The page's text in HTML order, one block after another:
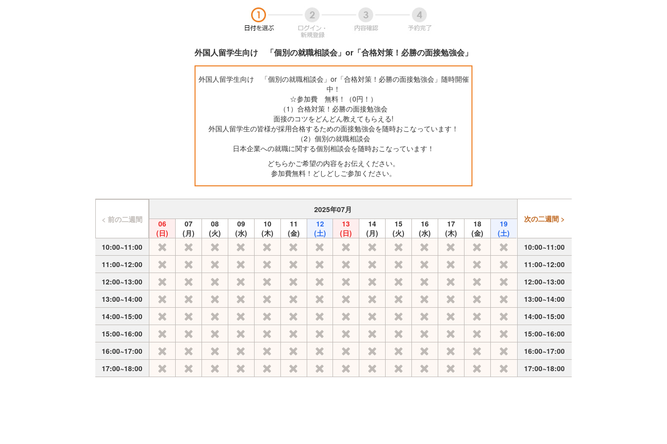
外国人留学生向け 「個別の就職相談会」or「合格対策！必勝の面接勉強会」
外国人留学生向け 「個別の就職相談会」or「合格対策！必勝の面接勉強会」随時開催
中！
☆参加費 無料！（0円！）
（1）合格対策！必勝の面接勉強会
面接のコツをどんどん教えてもらえる!
外国人留学生の皆様が採用合格するための面接勉強会を随時おこなっています！
（2）個別の就職相談会
日本企業への就職に関する個別相談会を随時おこなっています！
どちらかご希望の内容をお伝えください。
参加費無料！どしどしご参加ください。
< 前の二週間
2025年07月
06
(日)
07
(月)
08
(火)
09
(水)
10
(木)
11
(金)
12
(土)
13
(日)
14
(月)
15
(火)
16
(水)
17
(木)
18
(金)
19
(土)
次の二週間 >
10:00~11:00
10:00~11:00
11:00~12:00
11:00~12:00
12:00~13:00
12:00~13:00
13:00~14:00
13:00~14:00
14:00~15:00
14:00~15:00
15:00~16:00
15:00~16:00
16:00~17:00
16:00~17:00
17:00~18:00
17:00~18:00